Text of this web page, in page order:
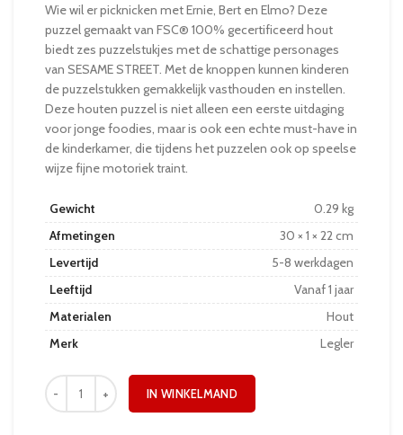
Wie wil er picknicken met Ernie, Bert en Elmo? Deze
puzzel gemaakt van FSC® 100% gecertificeerd hout
biedt zes puzzelstukjes met de schattige personages
van SESAME STREET. Met de knoppen kunnen kinderen
de puzzelstukken gemakkelijk vasthouden en instellen.
Deze houten puzzel is niet alleen een eerste uitdaging
voor jonge foodies, maar is ook een echte must-have in
de kinderkamer, die tijdens het puzzelen ook op speelse
wijze fijne motoriek traint.
Gewicht
0.29 kg
Afmetingen
30 × 1 × 22 cm
Levertijd
5-8 werkdagen
Leeftijd
Vanaf 1 jaar
Materialen
Hout
Merk
Legler
IN WINKELMAND